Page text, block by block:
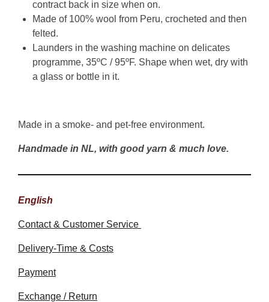
contract back in size when on.
Made of 100% wool from Peru, crocheted and then
felted.
Launders in the washing machine on delicates
programme, 35ºC / 95ºF. Shape when wet, dry with
a glass or bottle in it.
Made in a smoke- and pet-free environment.
Handmade in NL, with good yarn & much love.
English
Contact & Customer Service
Delivery-Time & Costs
Payment
Exchange / Return